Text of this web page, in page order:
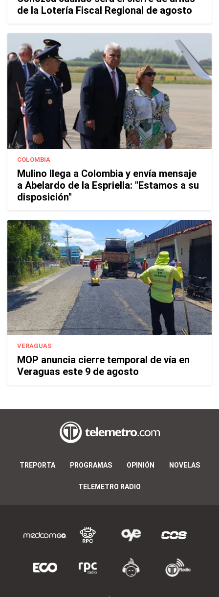
de la Lotería Fiscal Regional de agosto
COLOMBIA
Mulino llega a Colombia y envía mensaje
a Abelardo de la Espriella: "Estamos a su
disposición"
VERAGUAS
MOP anuncia cierre temporal de vía en
Veraguas este 9 de agosto
TREPORTA PROGRAMAS OPINIÓN NOVELAS
TELEMETRO RADIO